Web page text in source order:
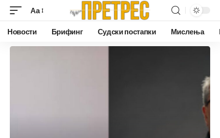
Аа
Новости Брифинг Судски постапки Мислења